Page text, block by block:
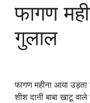
फागण
गुलाल
फागण महीना आया उड़ता
शीश दानी बाबा खाटू